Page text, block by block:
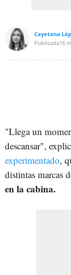
Cayetana
Publicada16
"Llega un
descansar",
experimentado,
distintas marcas
en la cabina.